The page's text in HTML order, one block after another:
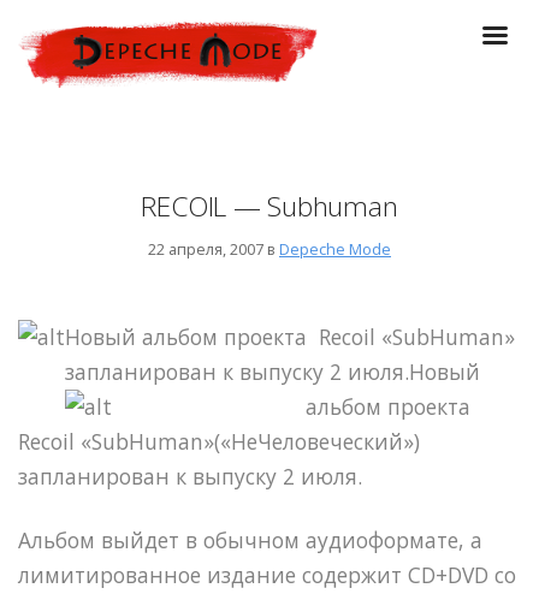
RECOIL — Subhuman
22 апреля, 2007 в Depeche Mode
Новый альбом проекта Recoil «SubHuman»
запланирован к выпуску 2 июля.Новый
альбом проекта
Recoil «SubHuman»(«НеЧеловеческий»)
запланирован к выпуску 2 июля.
Альбом выйдет в обычном аудиоформате, а
лимитированное издание содержит CD+DVD со